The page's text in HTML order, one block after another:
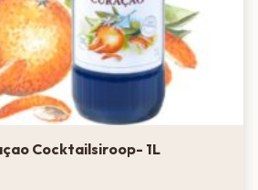
Cocktailsiroop- 1L